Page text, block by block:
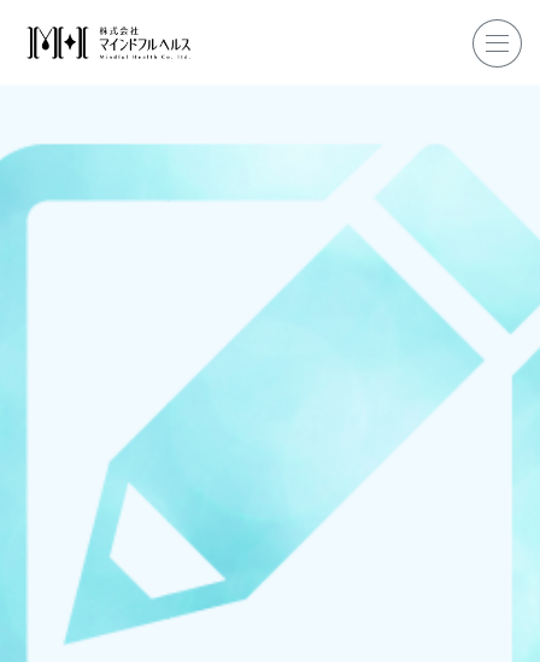
マインドフル・ライフコーチ
マインドフルネス
ダイエット
私たちについて
お知らせ
イベント